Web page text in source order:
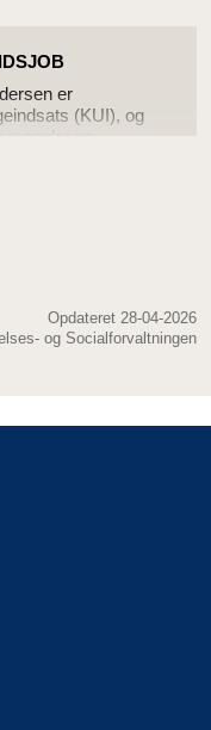
er
(KUI), og
en
Opdateret 28-04-2026
og Socialforvaltningen